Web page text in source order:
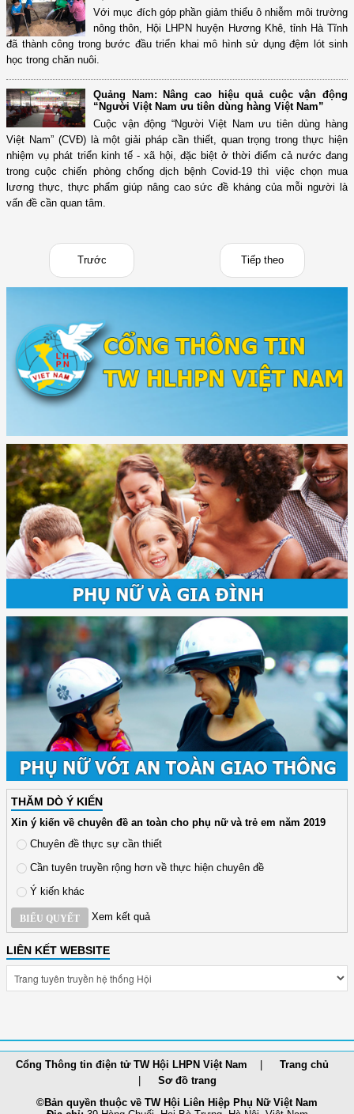
Với mục đích góp phần giảm thiểu ô nhiễm môi trường
nông thôn, Hội LHPN huyện Hương Khê, tỉnh Hà Tĩnh
đã thành công trong bước đầu triển khai mô hình sử dụng đệm lót sinh
học trong chăn nuôi.
Quảng Nam: Nâng cao hiệu quả cuộc vận động
“Người Việt Nam ưu tiên dùng hàng Việt Nam”
Cuộc vận động “Người Việt Nam ưu tiên dùng hàng
Việt Nam” (CVĐ) là một giải pháp cần thiết, quan trọng trong thực hiện
nhiệm vụ phát triển kinh tế - xã hội, đặc biệt ở thời điểm cả nước đang
trong cuộc chiến phòng chống dịch bệnh Covid-19 thì việc chọn mua
lương thực, thực phẩm giúp nâng cao sức đề kháng của mỗi người là
vấn đề cần quan tâm.
Trước Tiếp theo
THĂM DÒ Ý KIẾN
Xin ý kiến về chuyên đề an toàn cho phụ nữ và trẻ em năm 2019
Chuyên đề thực sự cần thiết
Cần tuyên truyền rộng hơn về thực hiện chuyên đề
Ý kiến khác
BIỂU QUYẾT Xem kết quả
LIÊN KẾT WEBSITE
Cổng Thông tin điện tử TW Hội LHPN Việt Nam
Trang chủ
Sơ đồ trang
©Bản quyền thuộc về TW Hội Liên Hiệp Phụ Nữ Việt Nam